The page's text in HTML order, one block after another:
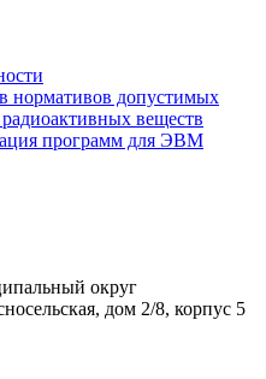
нормативов допустимых
веществ
программ для ЭВМ
округ
дом 2/8, корпус 5